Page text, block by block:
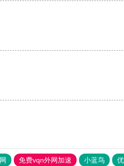
免费vqn外网加速 小蓝鸟